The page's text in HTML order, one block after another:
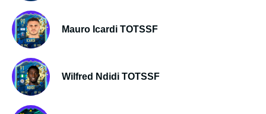
Mauro Icardi TOTSSF
Wilfred Ndidi TOTSSF